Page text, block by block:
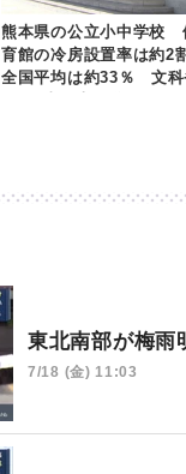
熊本県の公立小中学校
育館の冷房設置率は約
全国平均は約33％ 文科
東北南部が梅
7/18 (金) 11:03